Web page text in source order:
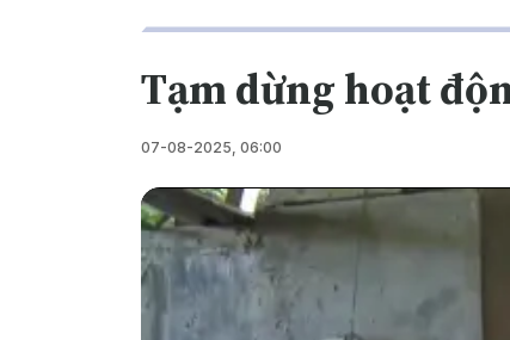
Tạm dừng hoạt
07-08-2025, 06:00